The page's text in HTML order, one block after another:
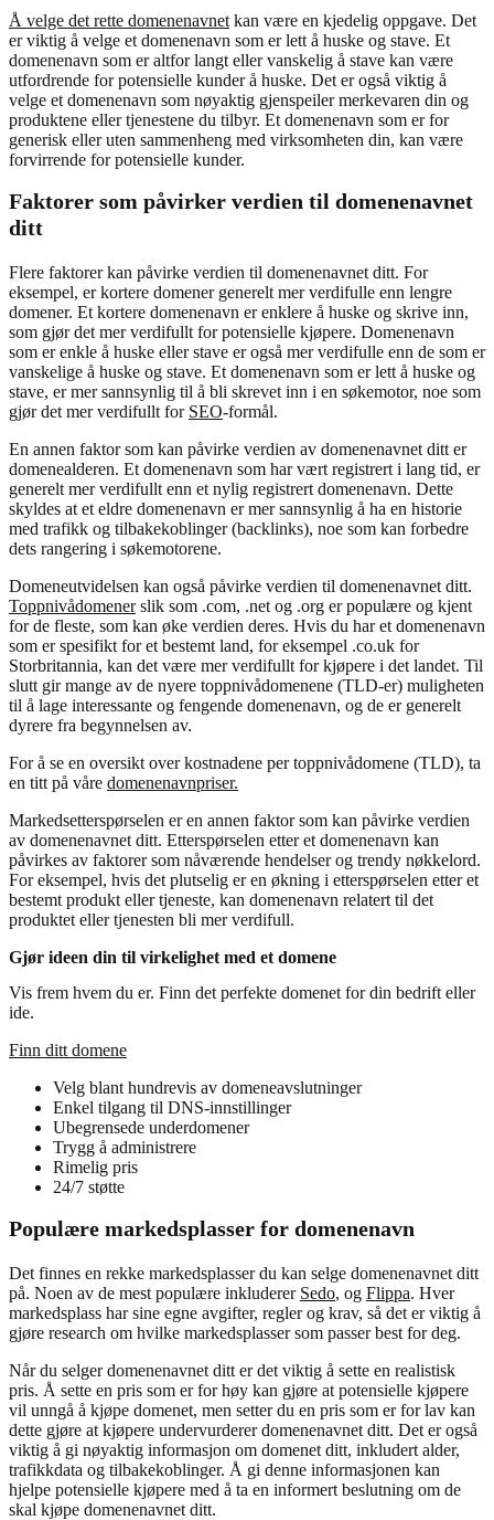
Å velge det rette domenenavnet kan være en kjedelig oppgave. Det
er viktig å velge et domenenavn som er lett å huske og stave. Et
domenenavn som er altfor langt eller vanskelig å stave kan være
utfordrende for potensielle kunder å huske. Det er også viktig å
velge et domenenavn som nøyaktig gjenspeiler merkevaren din og
produktene eller tjenestene du tilbyr. Et domenenavn som er for
generisk eller uten sammenheng med virksomheten din, kan være
forvirrende for potensielle kunder.
Faktorer som påvirker verdien til domenenavnet
ditt
Flere faktorer kan påvirke verdien til domenenavnet ditt. For
eksempel, er kortere domener generelt mer verdifulle enn lengre
domener. Et kortere domenenavn er enklere å huske og skrive inn,
som gjør det mer verdifullt for potensielle kjøpere. Domenenavn
som er enkle å huske eller stave er også mer verdifulle enn de som er
vanskelige å huske og stave. Et domenenavn som er lett å huske og
stave, er mer sannsynlig til å bli skrevet inn i en søkemotor, noe som
gjør det mer verdifullt for SEO-formål.
En annen faktor som kan påvirke verdien av domenenavnet ditt er
domenealderen. Et domenenavn som har vært registrert i lang tid, er
generelt mer verdifullt enn et nylig registrert domenenavn. Dette
skyldes at et eldre domenenavn er mer sannsynlig å ha en historie
med trafikk og tilbakekoblinger (backlinks), noe som kan forbedre
dets rangering i søkemotorene.
Domeneutvidelsen kan også påvirke verdien til domenenavnet ditt.
Toppnivådomenerslik som .com, .net og .org er populære og kjent
for de fleste, som kan øke verdien deres. Hvis du har et domenenavn
som er spesifikt for et bestemt land, for eksempel .co.uk for
Storbritannia, kan det være mer verdifullt for kjøpere i det landet. Til
slutt gir mange av de nyere toppnivådomenene (TLD-er) muligheten
til å lage interessante og fengende domenenavn, og de er generelt
dyrere fra begynnelsen av.
For å se en oversikt over kostnadene per toppnivådomene (TLD), ta
en titt på våre domenenavnpriser.
Markedsetterspørselen er en annen faktor som kan påvirke verdien
av domenenavnet ditt. Etterspørselen etter et domenenavn kan
påvirkes av faktorer som nåværende hendelser og trendy nøkkelord.
For eksempel, hvis det plutselig er en økning i etterspørselen etter et
bestemt produkt eller tjeneste, kan domenenavn relatert til det
produktet eller tjenesten bli mer verdifull.
Gjør ideen din til virkelighet med et domene
Vis frem hvem du er. Finn det perfekte domenet for din bedrift eller
ide.
Finn ditt domene
Velg blant hundrevis av domeneavslutninger
Enkel tilgang til DNS-innstillinger
Ubegrensede underdomener
Trygg å administrere
Rimelig pris
24/7 støtte
Populære markedsplasser for domenenavn
Det finnes en rekke markedsplasser du kan selge domenenavnet ditt
på. Noen av de mest populære inkluderer Sedo, og Flippa. Hver
markedsplass har sine egne avgifter, regler og krav, så det er viktig å
gjøre research om hvilke markedsplasser som passer best for deg.
Når du selger domenenavnet ditt er det viktig å sette en realistisk
pris. Å sette en pris som er for høy kan gjøre at potensielle kjøpere
vil unngå å kjøpe domenet, men setter du en pris som er for lav kan
dette gjøre at kjøpere undervurderer domenenavnet ditt. Det er også
viktig å gi nøyaktig informasjon om domenet ditt, inkludert alder,
trafikkdata og tilbakekoblinger. Å gi denne informasjonen kan
hjelpe potensielle kjøpere med å ta en informert beslutning om de
skal kjøpe domenenavnet ditt.